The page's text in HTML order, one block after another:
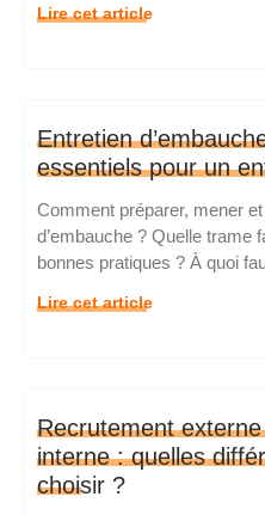
Lire cet article
Entretien
essentiels pour un
Comment préparer, mener
d’embauche ? Quelle trame
bonnes pratiques ? À quoi
Lire cet article
Recrutement
interne : quelles
choisir ?